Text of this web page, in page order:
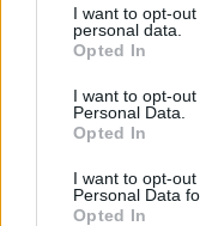
I want to opt-
personal data.
Opted In
I want to opt-
Personal Data.
Opted In
I want to opt-
Personal Data
Opted In
Ida Bach Holm